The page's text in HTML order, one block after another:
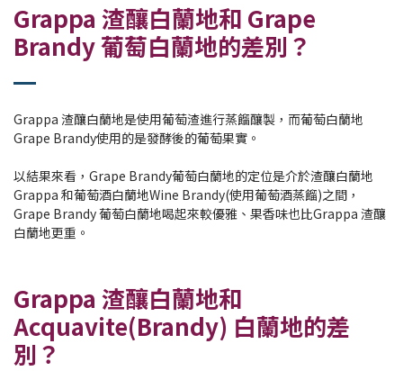
Grappa 渣釀白蘭地和 Grape
Brandy 葡萄白蘭地的差別？
Grappa 渣釀白蘭地是使用葡萄渣進行蒸餾釀製，而葡萄白蘭地
Grape Brandy使用的是發酵後的葡萄果實。
以結果來看，Grape Brandy葡萄白蘭地的定位是介於渣釀白蘭地
Grappa 和葡萄酒白蘭地Wine Brandy(使用葡萄酒蒸餾)之間，
Grape Brandy 葡萄白蘭地喝起來較優雅、果香味也比Grappa 渣釀
白蘭地更重。
Grappa 渣釀白蘭地和
Acquavite(Brandy) 白蘭地的差
別？